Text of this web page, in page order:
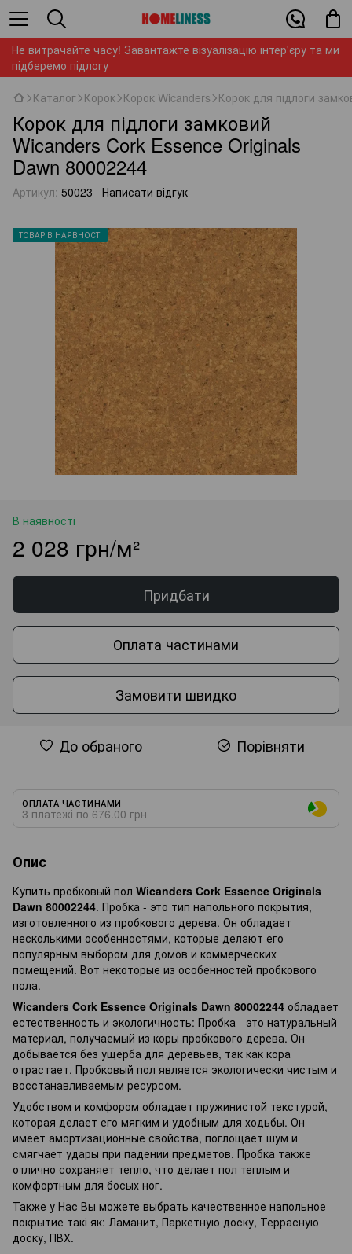
Не витрачайте часу! Завантажте візуалізацію інтер'єру та ми
підберемо підлогу
Каталог Корок Корок Wicanders Корок для підлоги
Корок для підлоги замковий
Wicanders Cork Essence Originals
Dawn 80002244
Артикул: 50023 Написати відгук
ТОВАР В НАЯВНОСТІ
В наявності
2 028 грн/м²
Придбати
Оплата частинами
Замовити швидко
До обраного Порівняти
ОПЛАТА ЧАСТИНАМИ
3 платежі по 676.00 грн
Опис
Купить пробковый пол Wicanders Cork Essence Originals
Dawn 80002244. Пробка - это тип напольного покрытия,
изготовленного из пробкового дерева. Он обладает
несколькими особенностями, которые делают его
популярным выбором для домов и коммерческих
помещений. Вот некоторые из особенностей пробкового
пола.
Wicanders Cork Essence Originals Dawn 80002244 обладает
естественность и экологичность: Пробка - это натуральный
материал, получаемый из коры пробкового дерева. Он
добывается без ущерба для деревьев, так как кора
отрастает. Пробковый пол является экологически чистым и
восстанавливаемым ресурсом.
Удобством и комфором обладает пружинистой текстурой,
которая делает его мягким и удобным для ходьбы. Он
имеет амортизационные свойства, поглощает шум и
смягчает удары при падении предметов. Пробка также
отлично сохраняет тепло, что делает пол теплым и
комфортным для босых ног.
Также у Нас Вы можете выбрать качественное напольное
покрытие такі як: Ламанит, Паркетную доску, Террасную
доску, ПВХ.